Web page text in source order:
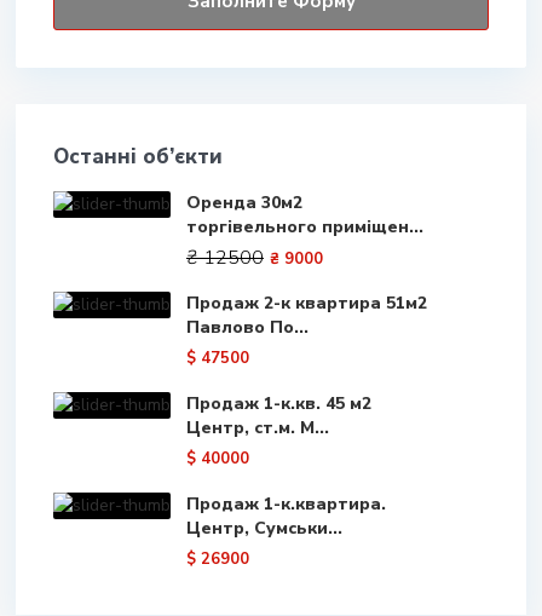
Останні об’єкти
Оренда 30м2
торгівельного приміщен...
₴ 12500 ₴ 9000
Продаж 2-к квартира 51м2
Павлово По...
$ 47500
Продаж 1-к.кв. 45 м2
Центр, ст.м. М...
$ 40000
Продаж 1-к.квартира.
Центр, Сумськи...
$ 26900